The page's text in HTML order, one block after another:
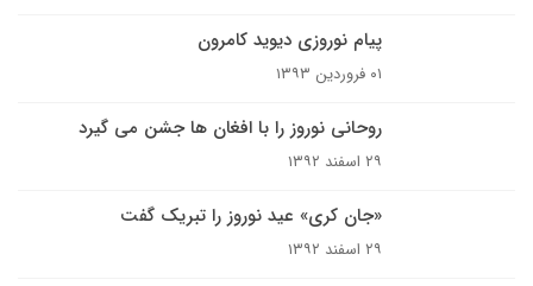
پیام نوروزی دیوید کامرون
۰۱ فروردین ۱۳۹۳
روحانی نوروز را با افغان ها جشن می گیرد
۲۹ اسفند ۱۳۹۲
«جان کری» عید نوروز را تبریک گفت
۲۹ اسفند ۱۳۹۲